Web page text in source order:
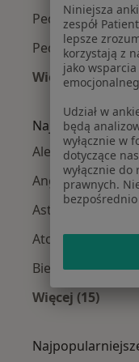
Pediatrzy w
Pediatrzy w
Więcej (15)
Więcej w
Najczęście
Alergia dróg
Angina w
Astma
Atopowe
Biegunka w
Więcej (15)
Niniejsza
zespół
lepsze
korzystają z
jako
Udział w
będą
wyłącznie w
dotyczące
wyłącznie
prawnych.